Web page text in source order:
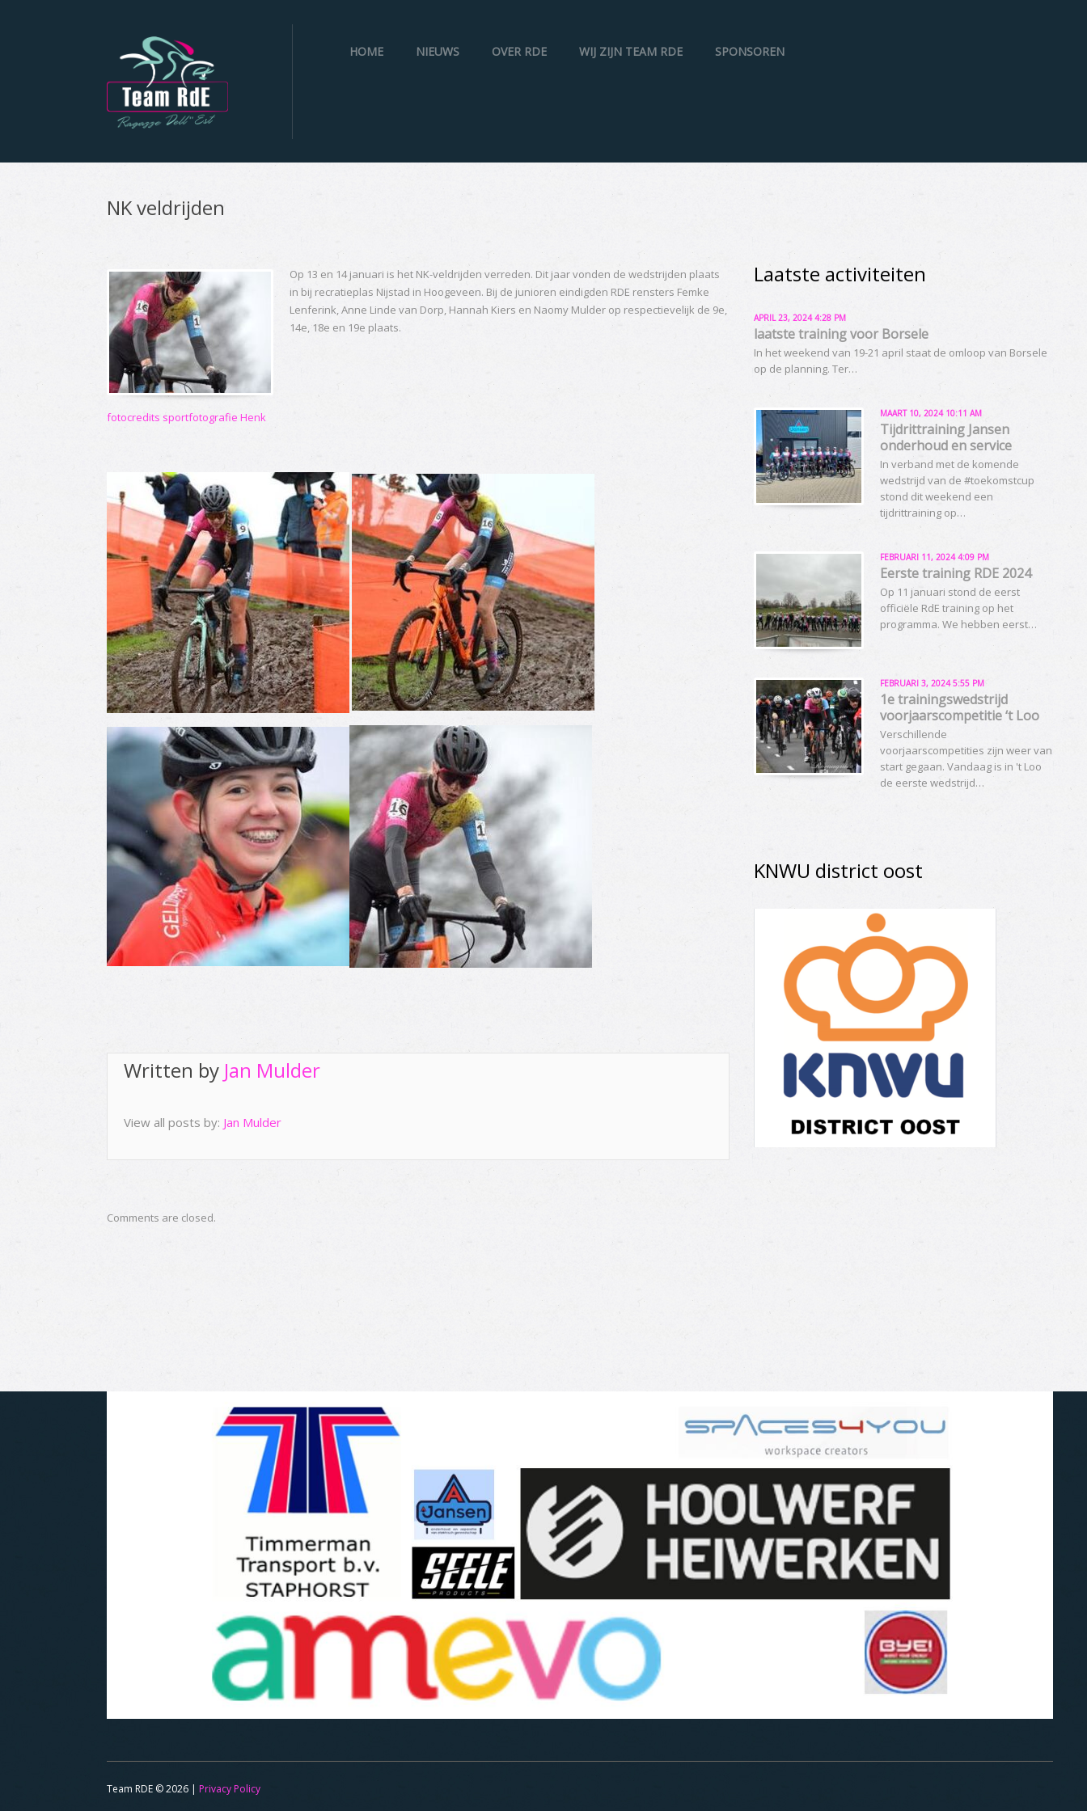
HOME NIEUWS OVER RDE WIJ ZIJN TEAM RDE SPONSOREN
NK veldrijden
Op 13 en 14 januari is het NK-veldrijden verreden. Dit jaar vonden de wedstrijden plaats
in bij recratieplas Nijstad in Hoogeveen. Bij de junioren eindigden RDE rensters Femke
Lenferink, Anne Linde van Dorp, Hannah Kiers en Naomy Mulder op respectievelijk de 9e,
14e, 18e en 19e plaats.
fotocredits sportfotografie Henk
Written by Jan Mulder
View all posts by: Jan Mulder
Comments are closed.
Laatste activiteiten
APRIL 23, 2024 4:28 PM
laatste training voor Borsele
In het weekend van 19-21 april staat de omloop van Borsele
op de planning. Ter…
MAART 10, 2024 10:11 AM
Tijdrittraining Jansen
onderhoud en service
In verband met de komende
wedstrijd van de #toekomstcup
stond dit weekend een
tijdrittraining op…
FEBRUARI 11, 2024 4:09 PM
Eerste training RDE 2024
Op 11 januari stond de eerst
officiële RdE training op het
programma. We hebben eerst…
FEBRUARI 3, 2024 5:55 PM
1e trainingswedstrijd
voorjaarscompetitie ‘t Loo
Verschillende
voorjaarscompetities zijn weer van
start gegaan. Vandaag is in 't Loo
de eerste wedstrijd…
KNWU district oost
Team RDE © 2026 | Privacy Policy